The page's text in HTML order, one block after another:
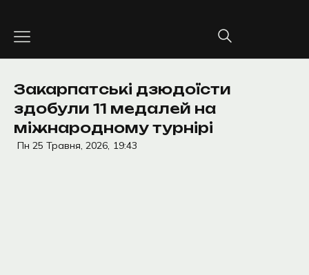
вмісту
Закарпатські дзюдоїсти
здобули 11 медалей на
міжнародному турнірі
Пн 25 Травня, 2026, 19:43